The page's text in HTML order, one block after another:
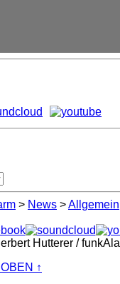
> News >Allgemein
Hutterer /
↑